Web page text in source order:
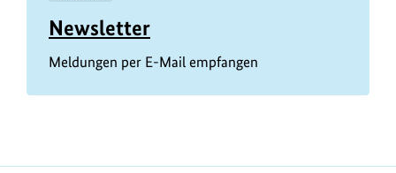
Newsletter
Meldungen per E-Mail empfangen